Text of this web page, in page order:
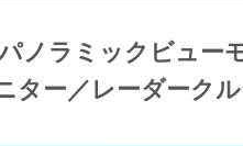
ノラミックビュー
ター／レーダーク